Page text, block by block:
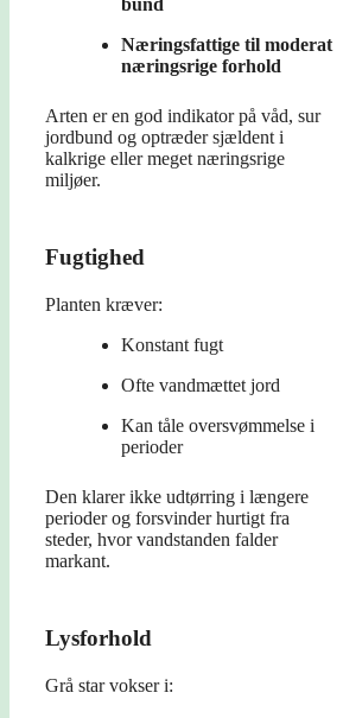
bund
Næringsfattige til moderat
næringsrige forhold
Arten er en god indikator på våd, sur
jordbund og optræder sjældent i
kalkrige eller meget næringsrige
miljøer.
Fugtighed
Planten kræver:
Konstant fugt
Ofte vandmættet jord
Kan tåle oversvømmelse i
perioder
Den klarer ikke udtørring i længere
perioder og forsvinder hurtigt fra
steder, hvor vandstanden falder
markant.
Lysforhold
Grå star vokser i: